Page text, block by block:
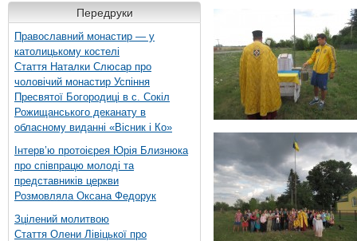
Передруки
Православний монастир — у
католицькому костелі
Стаття Наталки Слюсар про
чоловічий монастир Успіння
Пресвятої Богородиці в с. Сокіл
Рожищанського деканату в
обласному виданні «Вісник і Ко»
Інтерв’ю протоієрея Юрія Близнюка
про співпрацю молоді та
представників церкви
Розмовляла Оксана Федорук
Зцілений молитвою
Стаття Олени Лівіцької про